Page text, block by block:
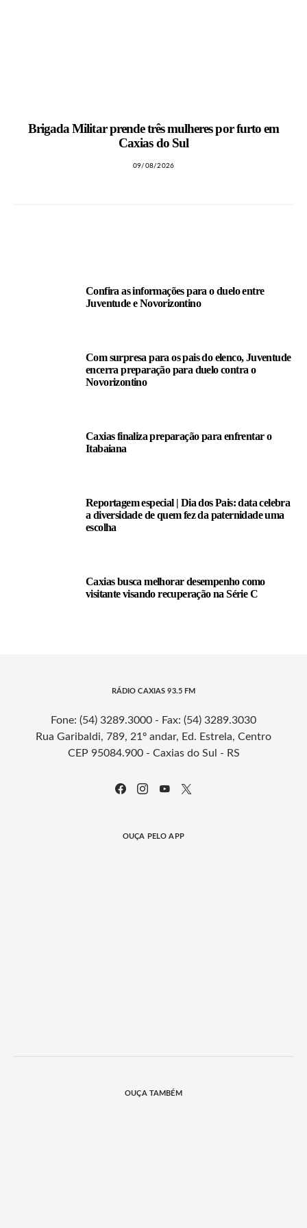
Brigada Militar prende três mulheres por furto em
Caxias do Sul
09/08/2026
Confira as informações para o duelo entre
Juventude e Novorizontino
Com surpresa para os pais do elenco, Juventude
encerra preparação para duelo contra o
Novorizontino
Caxias finaliza preparação para enfrentar o
Itabaiana
Reportagem especial | Dia dos Pais: data celebra
a diversidade de quem fez da paternidade uma
escolha
Caxias busca melhorar desempenho como
visitante visando recuperação na Série C
RÁDIO CAXIAS 93.5 FM
Fone: (54) 3289.3000 - Fax: (54) 3289.3030
Rua Garibaldi, 789, 21º andar, Ed. Estrela, Centro
CEP 95084.900 - Caxias do Sul - RS
OUÇA PELO APP
OUÇA TAMBÉM